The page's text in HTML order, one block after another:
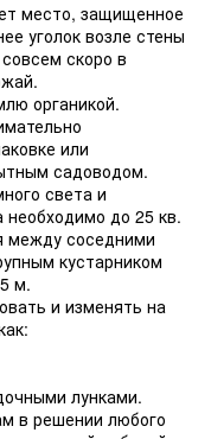
место, защищенное
уголок возле стены
скоро в
органикой.
или
садоводом.
света и
необходимо до 25 кв.
между соседними
кустарником
м.
и изменять на
лунками.
в решении любого